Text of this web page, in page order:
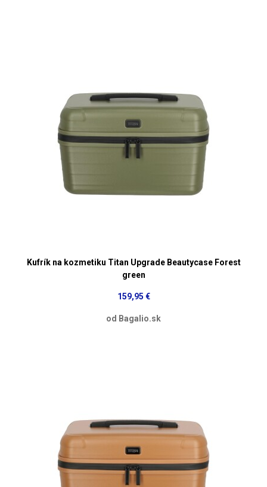
Kufrík na kozmetiku Titan Upgrade Beautycase Forest
green
159,95 €
od Bagalio.sk